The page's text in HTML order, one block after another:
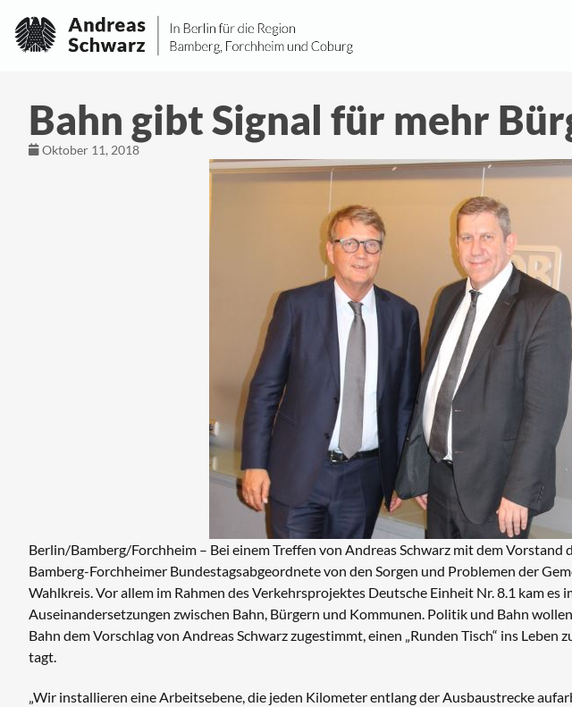
Bahn gibt Signal für mehr
Oktober 11, 2018
Berlin/Bamberg/Forchheim – Bei einem Treffen von Andreas Schwarz mit dem
Bamberg-Forchheimer Bundestagsabgeordnete von den Sorgen und Problemen der
Wahlkreis. Vor allem im Rahmen des Verkehrsprojektes Deutsche Einheit Nr. 8.1 kam es
Auseinandersetzungen zwischen Bahn, Bürgern und Kommunen. Politik und Bahn
Bahn dem Vorschlag von Andreas Schwarz zugestimmt, einen „Runden Tisch“ ins Leben
tagt.
„Wir installieren eine Arbeitsebene, die jeden Kilometer entlang der Ausbaustrecke